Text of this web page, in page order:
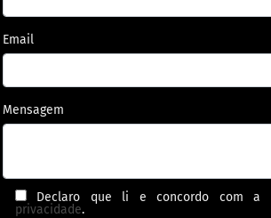
Email
Mensagem
Declaro que li e concordo com a
privacidade.